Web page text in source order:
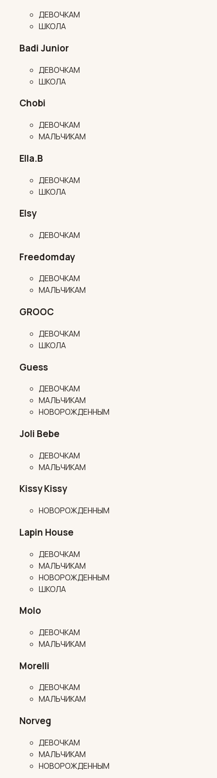
ДЕВОЧКАМ
ШКОЛА
Badi Junior
ДЕВОЧКАМ
ШКОЛА
Chobi
ДЕВОЧКАМ
МАЛЬЧИКАМ
Ella.B
ДЕВОЧКАМ
ШКОЛА
Elsy
ДЕВОЧКАМ
Freedomday
ДЕВОЧКАМ
МАЛЬЧИКАМ
GROOC
ДЕВОЧКАМ
ШКОЛА
Guess
ДЕВОЧКАМ
МАЛЬЧИКАМ
НОВОРОЖДЕННЫМ
Joli Bebe
ДЕВОЧКАМ
МАЛЬЧИКАМ
Kissy Kissy
НОВОРОЖДЕННЫМ
Lapin House
ДЕВОЧКАМ
МАЛЬЧИКАМ
НОВОРОЖДЕННЫМ
ШКОЛА
Molo
ДЕВОЧКАМ
МАЛЬЧИКАМ
Morelli
ДЕВОЧКАМ
МАЛЬЧИКАМ
Norveg
ДЕВОЧКАМ
МАЛЬЧИКАМ
НОВОРОЖДЕННЫМ